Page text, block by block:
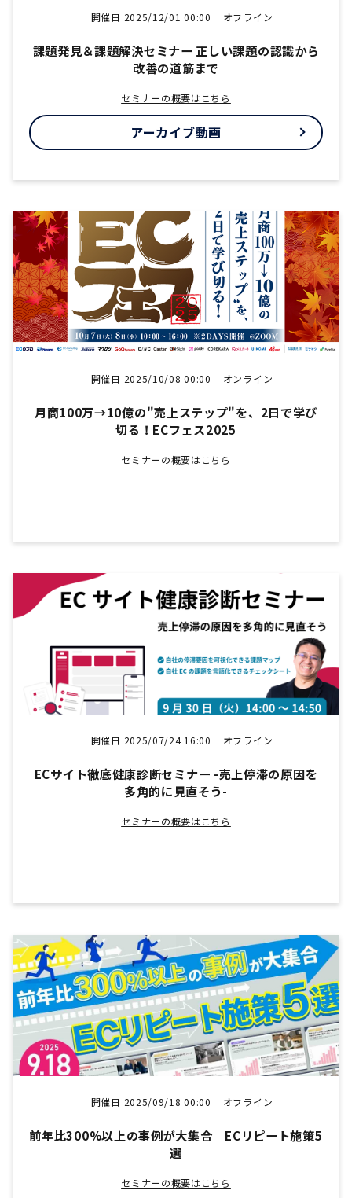
開催日 2025/12/01 00:00 オフライン
課題発見＆課題解決セミナー 正しい課題の認識から
改善の道筋まで
セミナーの概要はこちら
アーカイブ動画
開催日 2025/10/08 00:00 オンライン
月商100万→10億の"売上ステップ"を、2日で学び
切る！ECフェス2025
セミナーの概要はこちら
開催日 2025/07/24 16:00 オフライン
ECサイト徹底健康診断セミナー -売上停滞の原因を
多角的に見直そう-
セミナーの概要はこちら
開催日 2025/09/18 00:00 オフライン
前年比300%以上の事例が大集合 ECリピート施策5
選
セミナーの概要はこちら